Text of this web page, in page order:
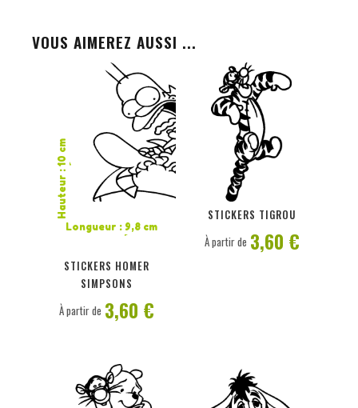
VOUS AIMEREZ AUSSI ...
Hauteur : 10 cm
Longueur : 9,8 cm
STICKERS HOMER
SIMPSONS
PERSONNALISER
À partir de 3,60 €
STICKERS TIGROU
PERSONNALISER
À partir de 3,60 €